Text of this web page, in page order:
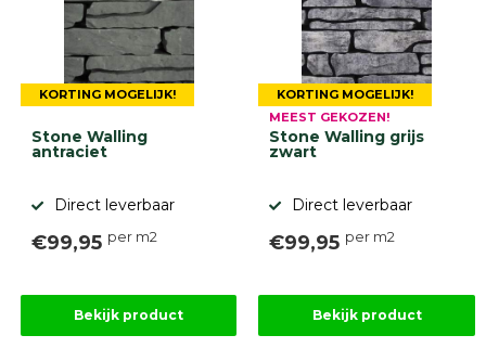
KORTING MOGELIJK!
Stone Walling
antraciet
Direct leverbaar
€99,95 per m2
Bekijk product
KORTING MOGELIJK!
MEEST GEKOZEN!
Stone Walling grijs
zwart
Direct leverbaar
€99,95 per m2
Bekijk product